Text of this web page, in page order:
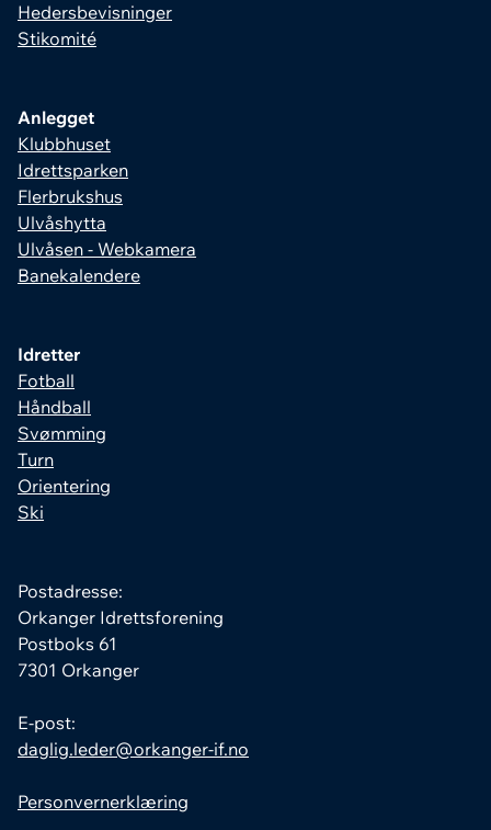
Hedersbevisninger
Stikomité
Anlegget
Klubbhuset
Idrettsparken
Flerbrukshus
Ulvåshytta
Ulvåsen - Webkamera
Banekalendere
Idretter
Fotball
Håndball
Svømming
Turn
Orientering
Ski
Postadresse:
Orkanger Idrettsforening
Postboks 61
7301 Orkanger
E-post:
daglig.leder@orkanger-if.no
Personvernerklæring